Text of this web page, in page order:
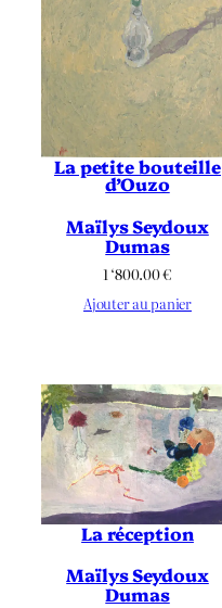
La petite bouteille
d’Ouzo
Maïlys Seydoux
Dumas
1 ‘800.00€
Ajouter au panier
La réception
Maïlys Seydoux
Dumas